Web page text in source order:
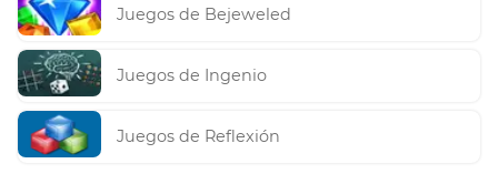
Juegos de Bejeweled
Juegos de Ingenio
Juegos de Reflexión